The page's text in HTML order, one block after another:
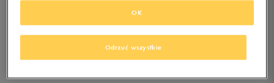
KIDS
0.0(0)
Odrzuć wszystkie
OK